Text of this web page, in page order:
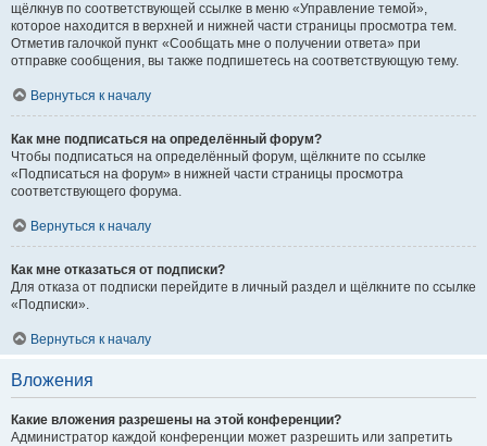
щёлкнув по соответствующей ссылке в меню «Управление темой»,
которое находится в верхней и нижней части страницы просмотра тем.
Отметив галочкой пункт «Сообщать мне о получении ответа» при
отправке сообщения, вы также подпишетесь на соответствующую тему.
Вернуться к началу
Как мне подписаться на определённый форум?
Чтобы подписаться на определённый форум, щёлкните по ссылке
«Подписаться на форум» в нижней части страницы просмотра
соответствующего форума.
Вернуться к началу
Как мне отказаться от подписки?
Для отказа от подписки перейдите в личный раздел и щёлкните по ссылке
«Подписки».
Вернуться к началу
Вложения
Какие вложения разрешены на этой конференции?
Администратор каждой конференции может разрешить или запретить